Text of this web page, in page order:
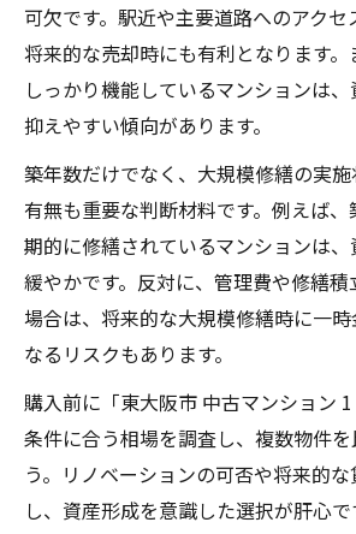
可欠です。駅近や主要道路へのアクセ
将来的な売却時にも有利となります
しっかり機能しているマンションは
抑えやすい傾向があります。
築年数だけでなく、大規模修繕の実
有無も重要な判断材料です。例えば
期的に修繕されているマンションは
緩やかです。反対に、管理費や修繕
場合は、将来的な大規模修繕時に一
なるリスクもあります。
購入前に「東大阪市 中古マンション
条件に合う相場を調査し、複数物件
う。リノベーションの可否や将来的
し、資産形成を意識した選択が肝心で